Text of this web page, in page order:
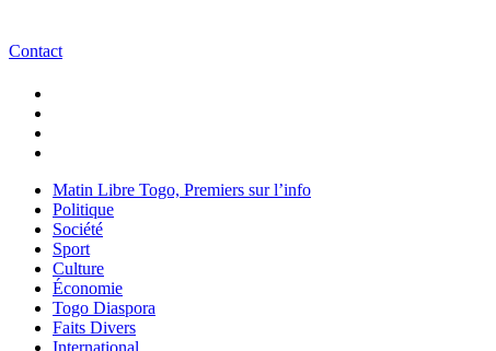
Contact
Matin Libre Togo, Premiers sur l’info
Politique
Société
Sport
Culture
Économie
Togo Diaspora
Faits Divers